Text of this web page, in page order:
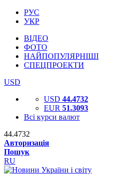
РУС
УКР
ВІДЕО
ФОТО
НАЙПОПУЛЯРНІШІ
СПЕЦПРОЕКТИ
USD
USD 44.4732
EUR 51.3093
Всі курси валют
44.4732
Авторизація
Пошук
RU